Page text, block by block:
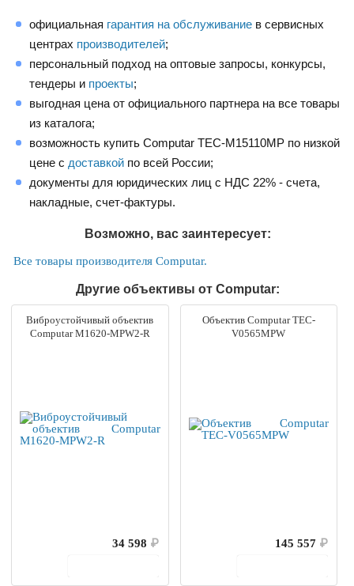
официальная гарантия на обслуживание в сервисных
центрах производителей;
персональный подход на оптовые запросы, конкурсы,
тендеры и проекты;
выгодная цена от официального партнера на все товары
из каталога;
возможность купить Computar TEC-M15110MP по низкой
цене с доставкой по всей России;
документы для юридических лиц с НДС 22% - счета,
накладные, счет-фактуры.
Возможно, вас заинтересует:
Все товары производителя Computar.
Другие объективы от Computar:
Виброустойчивый объектив
Computar M1620-MPW2-R
34 598 ₽
Объектив Computar TEC-
V0565MPW
145 557 ₽